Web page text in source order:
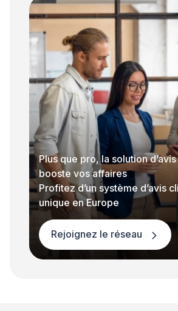
Plus que pro, la solution
booste vos affaires
Profitez d’un système d’avis
unique en Europe
Rejoignez le réseau